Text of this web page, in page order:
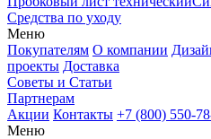
Средства по уходу
Меню
Покупателям О компании
проекты Доставка
Советы и Статьи
Партнерам
Акции Контакты +7 (800) 550-
Меню